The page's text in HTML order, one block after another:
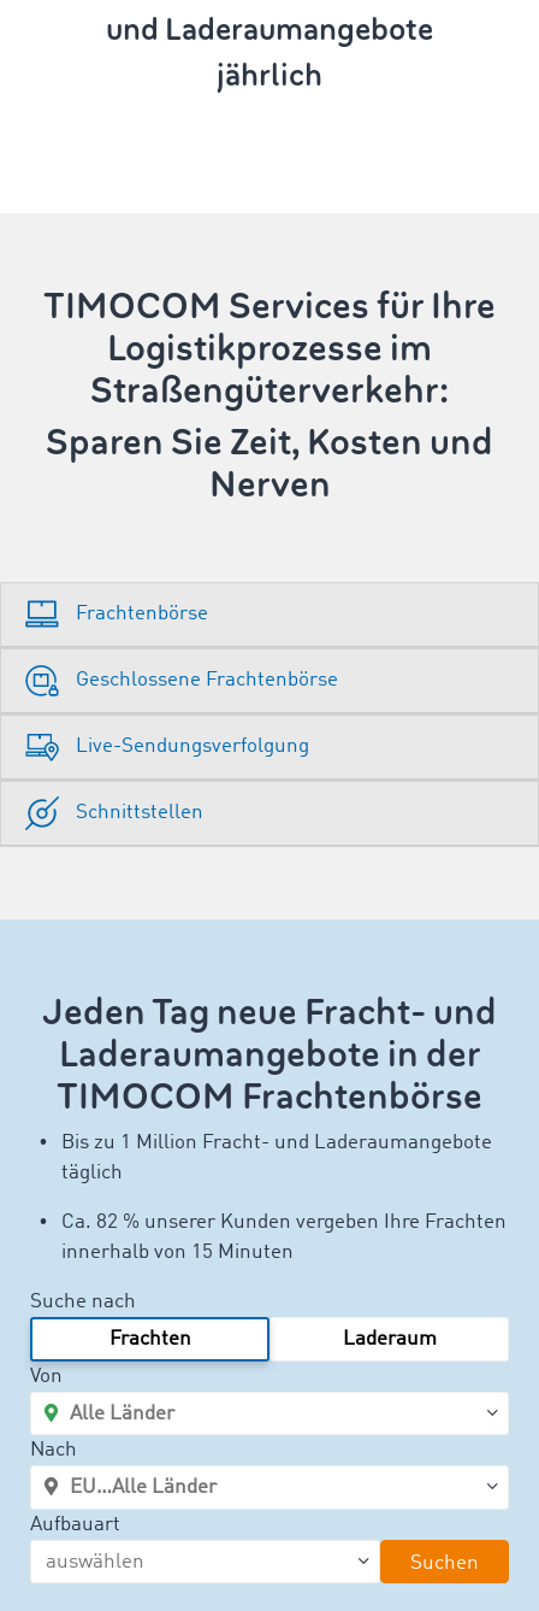
und Laderaumangebote
jährlich
TIMOCOM Servicesfür Ihre
Logistikprozesse im
Straßengüterverkehr:
Sparen Sie Zeit, Kosten und
Nerven
Frachtenbörse
Geschlossene Frachtenbörse
Live-Sendungsverfolgung
Schnittstellen
Jeden Tag neue Fracht- und
Laderaumangebote in der
TIMOCOM Frachtenbörse
Bis zu 1 Million Fracht- und Laderaumangebote
täglich
Ca. 82 % unserer Kunden vergeben Ihre Frachten
innerhalb von 15 Minuten
Suche nach
Frachten
Laderaum
Von
Nach
Aufbauart
Suchen